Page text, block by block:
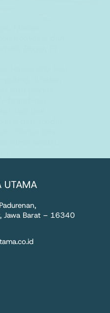
UTAMA
Jawa Barat – 16340